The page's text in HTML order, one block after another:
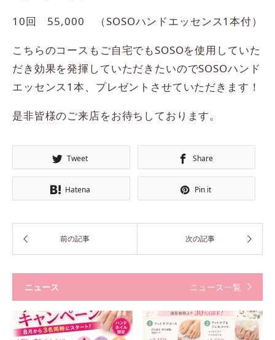
10回 55,000 （SOSOハンドエッセンス1本付）
こちらのコースもご自宅でもSOSOを使用していた
だき効果を発揮していただきたいのでSOSOハンド
エッセンス1本、プレゼントさせていただきます！
是非皆様のご来店をお待ちしております。
Tweet Share
Hatena Pin it
ニュース ニュース一覧